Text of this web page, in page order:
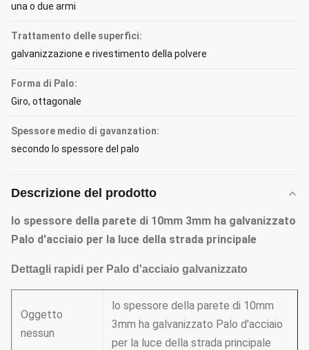
una o due armi
Trattamento delle superfici:
galvanizzazione e rivestimento della polvere
Forma di Palo:
Giro, ottagonale
Spessore medio di gavanzation:
secondo lo spessore del palo
Descrizione del prodotto
lo spessore della parete di 10mm 3mm ha galvanizzato
Palo d'acciaio per la luce della strada principale
Dettagli rapidi per Palo d'acciaio galvanizzato
Oggetto
nessun
lo spessore della parete di 10mm
3mm ha galvanizzato Palo d'acciaio
per la luce della strada principale